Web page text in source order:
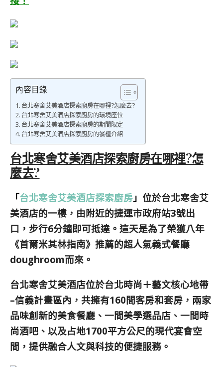
內容目錄
台北寒舍艾美酒店探索廚房在哪裡?怎麼去?
台北寒舍艾美酒店探索廚房的環境座位
台北寒舍艾美酒店探索廚房的期間限定
台北寒舍艾美酒店探索廚房的餐檯介紹
台北寒舍艾美酒店探索廚房在哪裡?怎
麼去?
「台北寒舍艾美酒店探索廚房 」 位於台北寒舍艾
美酒店的一樓，由附近的捷運市政府站3號出
口，步行6分鐘即可抵達。這天是為了榮獲八年
《首爾米其林指南》推薦的超人氣義式餐廳
doughroom而來。
台北寒舍艾美酒店位於台北時尚＋藝文核心地帶
–信義計畫區內，共擁有160間客房和套房，兩家
品味創新的美食餐廳、一間美學選品店、一間時
尚酒吧、以及占地1700平方公尺的現代宴會空
間，提供融合人文與科技的便捷服務。